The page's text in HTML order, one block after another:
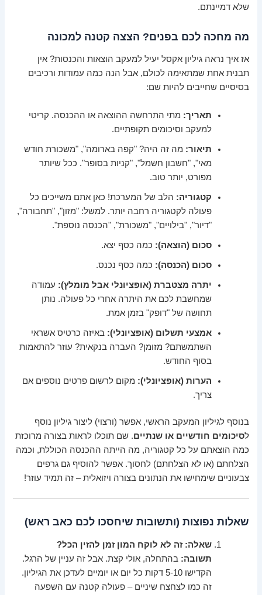
שלא דמיינתם.
מה מחכה לכם בפנים? הצצה קטנה למכונה
אז איך נראה גיליון אקסל יעיל למעקב הוצאות והכנסות? אין
תבנית אחת שמתאימה לכולם, אבל הנה כמה עמודות ורכיבים
בסיסיים שחייבים להיות שם:
תאריך: מתי התרחשה ההוצאה או ההכנסה. קריטי
למעקב וסיכומים תקופתיים.
תיאור: מה זה היה? "קפה בארומה", "משכורת חודש
מאי", "חשבון חשמל", "קניות בסופר". ככל שיותר
מפורט, יותר טוב.
קטגוריה: הלב של המערכת! כאן אתם משייכים כל
פעולה לקטגוריה רחבה יותר. למשל: "מזון", "תחבורה",
"דיור", "בילויים", "משכורת", "הכנסה נוספת".
סכום (הוצאה): כמה כסף יצא.
סכום (הכנסה): כמה כסף נכנס.
יתרה מצטברת (אופציונלי אבל מומלץ): עמודה
שמחשבת לכם את היתרה אחרי כל פעולה. נותן
תחושה של "דופק" בזמן אמת.
אמצעי תשלום (אופציונלי): באיזה כרטיס אשראי
השתמשתם? מזומן? העברה בנקאית? עוזר להתאמות
בסוף החודש.
הערות (אופציונלי): מקום לרשום פרטים נוספים אם
צריך.
בנוסף לגיליון המעקב הראשי, אפשר (ורצוי) ליצור גיליון נוסף
לסיכומים חודשיים או שנתיים. שם תוכלו לראות בצורה מרוכזת
כמה הוצאתם על כל קטגוריה, מה הייתה ההכנסה הכוללת, וכמה
הצלחתם (או לא הצלחתם) לחסוך. אפשר להוסיף גם גרפים
צבעוניים שימחישו את הנתונים בצורה ויזואלית – זה תמיד עוזר!
שאלות נפוצות (ותשובות שיחסכו לכם כאב ראש)
שאלה: זה לא לוקח המון זמן להזין הכל?
תשובה: בהתחלה, אולי קצת. אבל זה עניין של הרגל.
הקדישו 5-10 דקות כל יום או יומיים לעדכן את הגיליון.
זה כמו לצחצח שיניים – פעולה קטנה עם השפעה